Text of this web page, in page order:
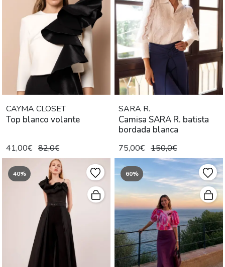
CAYMA CLOSET
Top blanco volante
41,00€ 82,0€
SARA R.
Camisa SARA R. batista
bordada blanca
75,00€ 150,0€
40% 60%